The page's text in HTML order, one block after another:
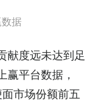
据
献度远未达到足
赢平台数据，
市场份额前五